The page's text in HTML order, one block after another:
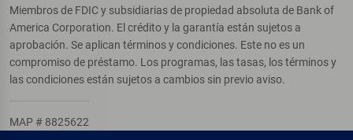
Miembros de FDIC y subsidiarias de propiedad absoluta de Bank of
America Corporation. El crédito y la garantía están sujetos a
aprobación. Se aplican términos y condiciones. Este no es un
compromiso de préstamo. Los programas, las tasas, los términos y
las condiciones están sujetos a cambios sin previo aviso.
MAP # 8825622